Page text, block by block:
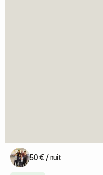
50 € / nuit